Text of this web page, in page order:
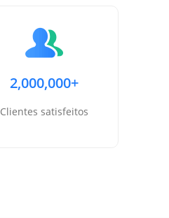
2,000,000+
Clientes satisfeitos